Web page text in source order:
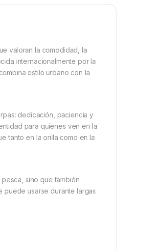
valoran la comodidad, la
internacionalmente por la
estilo urbano con la
dedicación, paciencia y
para quienes ven en la
tanto en la orilla como en la
sino que también
puede usarse durante largas